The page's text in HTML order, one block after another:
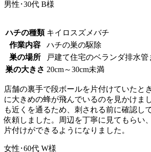
男性･30代 B様
ハチの種類 キイロスズメバチ
作業内容
ハチの巣の駆除
巣の場所
戸建て住宅のベランダ排水管
巣の大きさ 20cm～30cm未満
店舗の裏手で段ボールを片付けていたと
に大きめの蜂が飛んでいるのを見かけま
も近くを通るため、刺される前に確認し
依頼しました。周辺を丁寧に見てもらい
片付けができるようになりました。
女性･60代 W様